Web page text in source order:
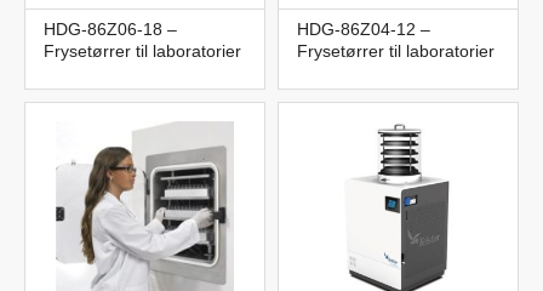
HDG-86Z06-18 –
Frysetørrer til laboratorier
HDG-86Z04-12 –
Frysetørrer til laboratorier